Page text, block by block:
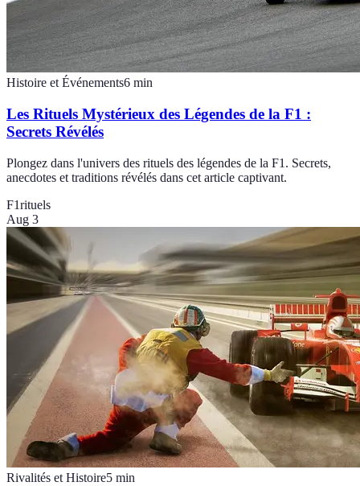
Histoire et Événements6 min
Les Rituels Mystérieux des Légendes de la F1 :
Secrets Révélés
Plongez dans l'univers des rituels des légendes de la F1. Secrets,
anecdotes et traditions révélés dans cet article captivant.
F1rituels
Aug 3
Rivalités et Histoire5 min